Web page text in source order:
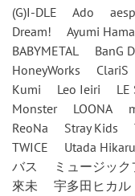
(G)I-DLE Ado
Dream!
Ayumi
BABYMETAL
BanG
HoneyWorks
ClariS
Kumi
Leo Ieiri LE
Monster
LOONA
ReoNa
Stray Kids
TWICE
Utada Hikaru
バス
ミュージック
來未
宇多田ヒカル